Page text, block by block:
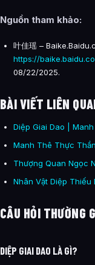
Nguồn tham khảo:
叶佳瑶 –
https://
08/22/2025.
BÀI VIẾT LIÊN
Diệp Giai Dao |
Manh Thê Thực
Thượng Quan Ngọc
Nhân Vật Diệp Thiếu
CÂU HỎI THƯỜNG
DIỆP GIAI DAO LÀ GÌ?